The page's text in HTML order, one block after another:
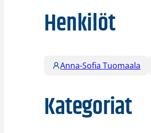
Henkilöt
Anna-Sofia Tuomaala
Kategoriat